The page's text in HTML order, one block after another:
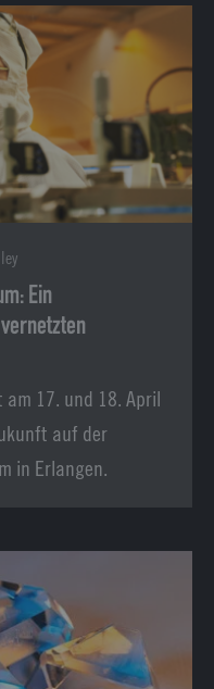
Ein
17. und 18. April
auf der
in Erlangen.